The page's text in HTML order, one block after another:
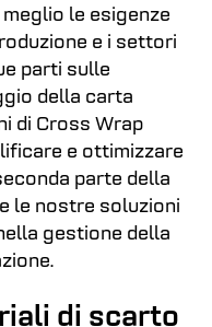
le esigenze
e i settori
parti sulle
della carta
di Cross Wrap
e ottimizzare
parte della
le nostre soluzioni
gestione della
di scarto